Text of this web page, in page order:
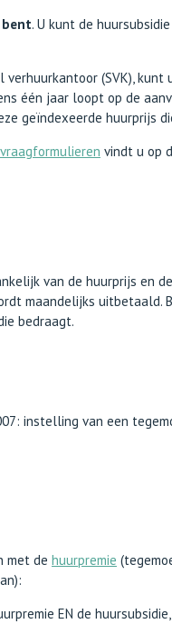
bent. U kunt de huursubsidie
(SVK), kunt
één jaar loopt op de
geïndexeerde huurprijs
vindt u op
van de huurprijs en
maandelijks
bedraagt.
instelling van een
met de huurpremie
EN de